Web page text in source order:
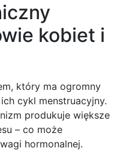
kobiet i
który ma ogromny
cykl menstruacyjny.
produkuje większe
– co może
hormonalnej.